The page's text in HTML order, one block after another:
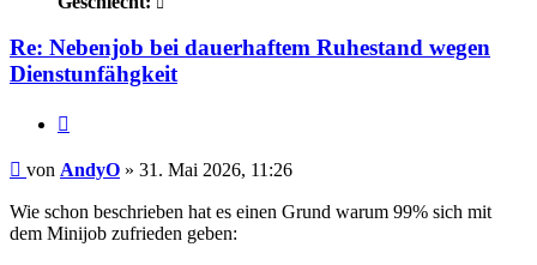
Re: Nebenjob bei dauerhaftem Ruhestand wegen
Dienstunfähgkeit
Beitrag
von AndyO » 31. Mai 2026, 11:26
Wie schon beschrieben hat es einen Grund warum 99% sich mit
dem Minijob zufrieden geben: